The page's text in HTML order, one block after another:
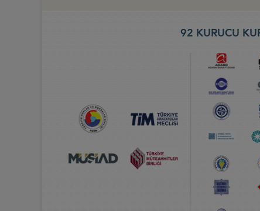
92 KURUCU